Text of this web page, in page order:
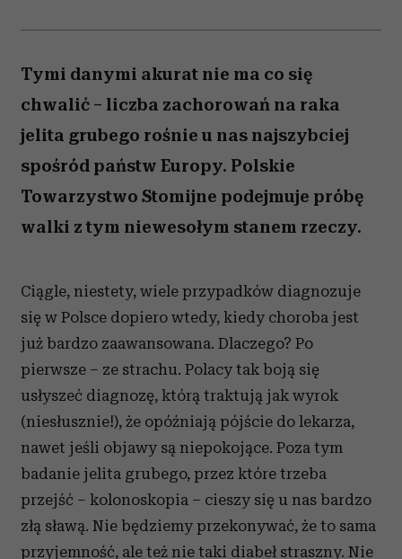
Tymi danymi akurat nie ma co się
chwalić – liczba zachorowań na raka
jelita grubego rośnie u nas najszybciej
spośród państw Europy. Polskie
Towarzystwo Stomijne podejmuje próbę
walki z tym niewesołym stanem rzeczy.
Ciągle, niestety, wiele przypadków diagnozuje
się w Polsce dopiero wtedy, kiedy choroba jest
już bardzo zaawansowana. Dlaczego? Po
pierwsze – ze strachu. Polacy tak boją się
usłyszeć diagnozę, którą traktują jak wyrok
(niesłusznie!), że opóźniają pójście do lekarza,
nawet jeśli objawy są niepokojące. Poza tym
badanie jelita grubego, przez które trzeba
przejść – kolonoskopia – cieszy się u nas bardzo
złą sławą. Nie będziemy przekonywać, że to sama
przyjemność, ale też nie taki diabeł straszny. Nie